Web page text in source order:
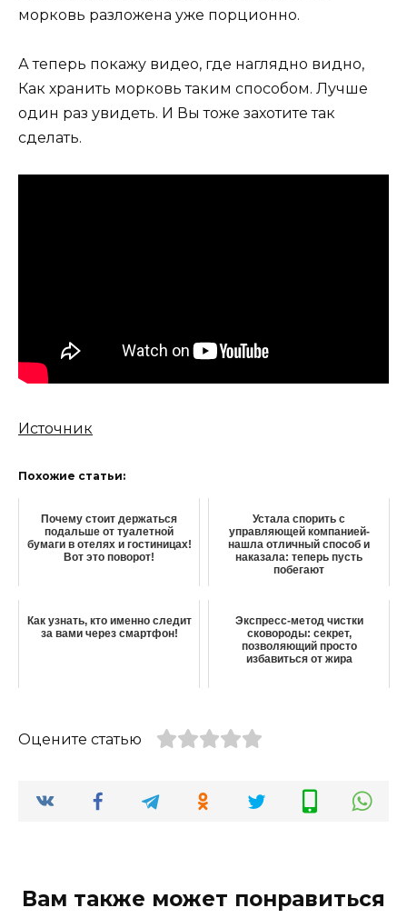
морковь разложена уже порционно.
А теперь покажу видео, где наглядно видно,
Как хранить морковь таким способом. Лучше
один раз увидеть. И Вы тоже захотите так
сделать.
Источник
Похожие статьи:
Почему стоит держаться
подальше от туалетной
бумаги в отелях и гостиницах!
Вот это поворот!
Устала спорить с
управляющей компанией-
нашла отличный способ и
наказала: теперь пусть
побегают
Как узнать, кто именно следит
за вами через смартфон!
Экспресс-метод чистки
сковороды: секрет,
позволяющий просто
избавиться от жира
Оцените статью
Вам также может понравиться